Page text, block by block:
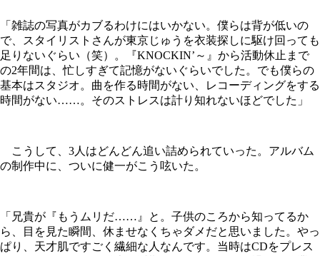
「雑誌の写真がカブるわけにはいかない。僕らは背が低いの
で、スタイリストさんが東京じゅうを衣装探しに駆け回っても
足りないぐらい（笑）。『KNOCKIN’～』から活動休止まで
の2年間は、忙しすぎて記憶がないぐらいでした。でも僕らの
基本はスタジオ。曲を作る時間がない、レコーディングをする
時間がない……。そのストレスは計り知れないほどでした」
こうして、3人はどんどん追い詰められていった。アルバム
の制作中に、ついに健一がこう呟いた。
「兄貴が『もうムリだ……』と。子供のころから知ってるか
ら、目を見た瞬間、休ませなくちゃダメだと思いました。やっ
ぱり、天才肌ですごく繊細な人なんです。当時はCDをプレス